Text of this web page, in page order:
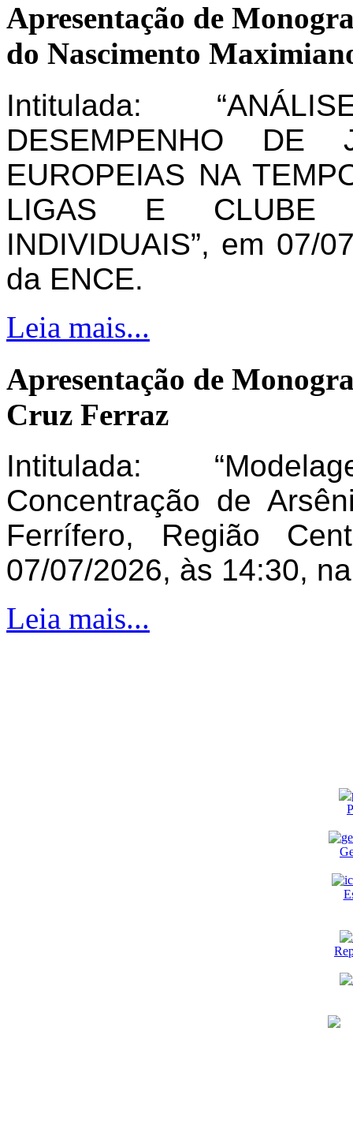
Apresentação de
do Nascimento
Intitulada:
DESEMPENHO DE
EUROPEIAS NA
LIGAS E CLUBE
INDIVIDUAIS”, em 07/
da ENCE.
Leia mais...
Apresentação de
Cruz Ferraz
Intitulada:
Concentração de
Ferrífero, Região
07/07/2026, às 14:30,
Leia mais...